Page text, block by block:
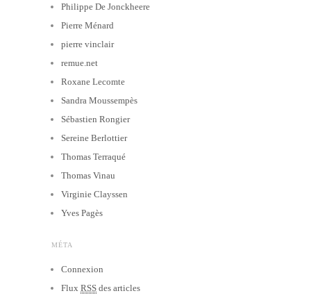
Philippe De Jonckheere
Pierre Ménard
pierre vinclair
remue.net
Roxane Lecomte
Sandra Moussempès
Sébastien Rongier
Sereine Berlottier
Thomas Terraqué
Thomas Vinau
Virginie Clayssen
Yves Pagès
MÉTA
Connexion
Flux RSS des articles